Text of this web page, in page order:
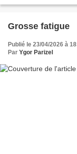
Grosse fatigue
Publié le 23/04/2026 à
Par Ygor Parizel